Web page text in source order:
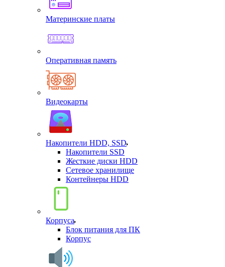
Материнские платы
Оперативная память
Видеокарты
Накопители HDD, SSD
Накопители SSD
Жесткие диски HDD
Сетевое хранилище
Контейнеры HDD
Корпуса
Блок питания для ПК
Корпус